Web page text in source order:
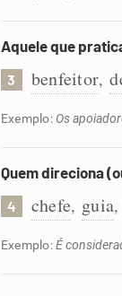
Aquele que
3 benfeitor,
Exemplo: Os
Quem direciona
4 chefe, guia,
Exemplo:É